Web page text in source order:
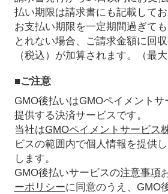
払い期限は請求書にも記載してお
お支払い期限を一定期間過ぎて
とれない場合、ご請求金額に回
（税込）が加算されます。（最
■ご注意
GMO後払いはGMOペイメント
提供する決済サービスです。
当社はGMOペイメントサービス
ビスの範囲内で個人情報を提供
します。
GMO後払いサービスの注意事項
ーポリシーに同意のうえ、GMO